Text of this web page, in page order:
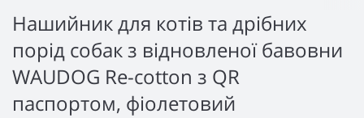
Нашийник для котів та дрібних
порід собак з відновленої бавовни
WAUDOG Re-cotton з QR
паспортом, фіолетовий